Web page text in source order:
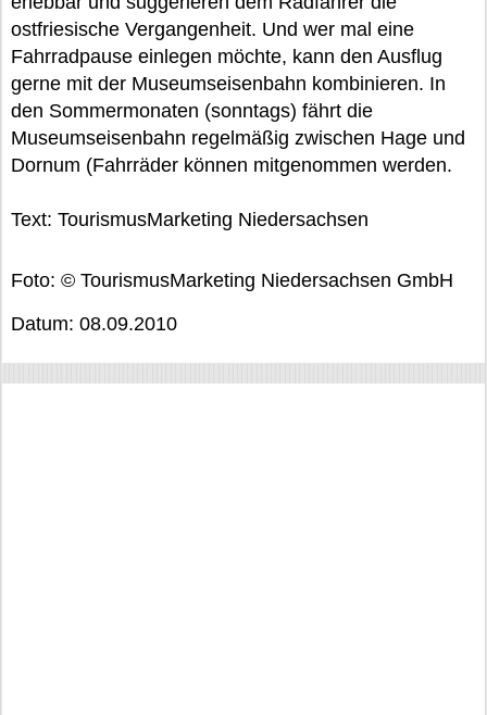
ostfriesische Vergangenheit. Und wer mal eine
Fahrradpause einlegen möchte, kann den Ausflug
gerne mit der Museumseisenbahn kombinieren. In
den Sommermonaten (sonntags) fährt die
Museumseisenbahn regelmäßig zwischen Hage und
Dornum (Fahrräder können mitgenommen werden.
Text: TourismusMarketing Niedersachsen
Foto: © TourismusMarketing Niedersachsen GmbH
Datum: 08.09.2010